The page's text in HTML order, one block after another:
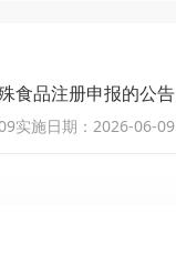
食品注册申报的公告
实施日期： 2026-06-09